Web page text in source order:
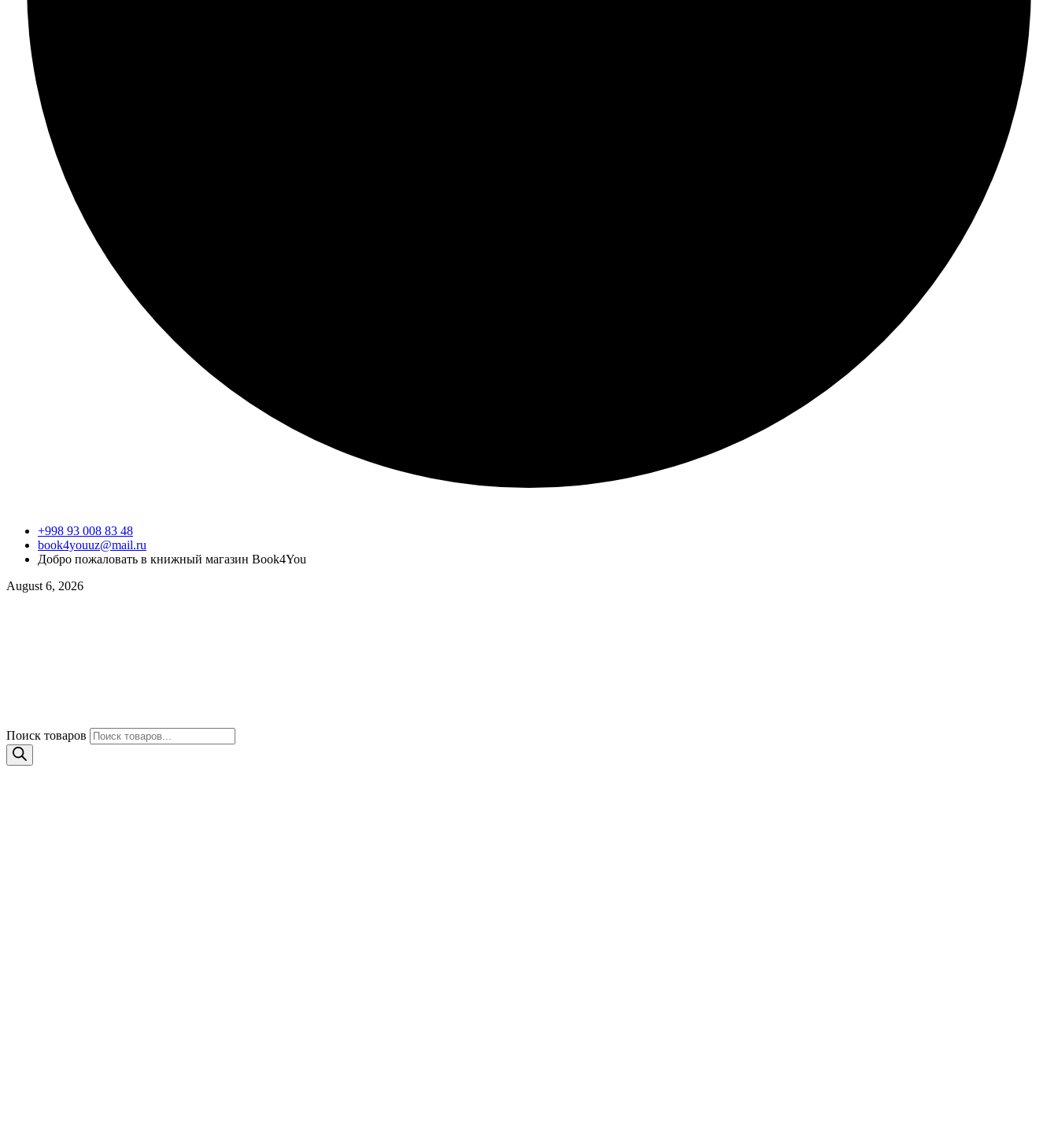
+998 93 008 83 48
book4youuz@mail.ru
Добро пожаловать в книжный магазин Book4You
August 6, 2026
Поиск товаров